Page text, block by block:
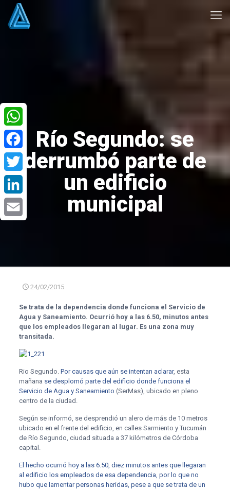
Río Segundo: se
derrumbó parte de
un edificio
municipal
24/02/2015
Se trata de la dependencia donde funciona el Servicio de
Agua y Saneamiento. Ocurrió hoy a las 6.50, minutos antes
que los empleados llegaran al lugar. Es una zona muy
transitada.
Rio Segundo. Por causas que aún se intentan aclarar, esta
mañana se desplomó parte del edificio donde funciona el
Servicio de Agua y Saneamiento (SerMas), ubicado en pleno
centro de la ciudad.
Según se informó, se desprendió un alero de más de 10 metros
ubicado en el frente del edificio, en calles Sarmiento y Tucumán
de Río Segundo, ciudad situada a 37 kilómetros de Córdoba
capital.
El hecho ocurrió hoy a las 6.50, diez minutos antes que llegaran
al edificio los empleados de esa dependencia, por lo que no
hubo que lamentar personas heridas, pese a que se trata de un
WhatsApp
Facebook
Twitter
LinkedIn